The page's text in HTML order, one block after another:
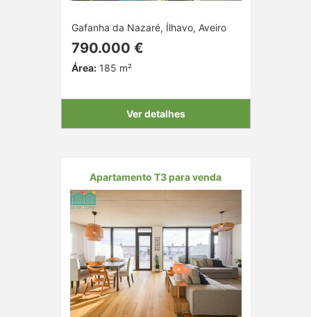
Gafanha da Nazaré, Ílhavo, Aveiro
790.000 €
Área:185 m²
Ver detalhes
Apartamento T3 para venda